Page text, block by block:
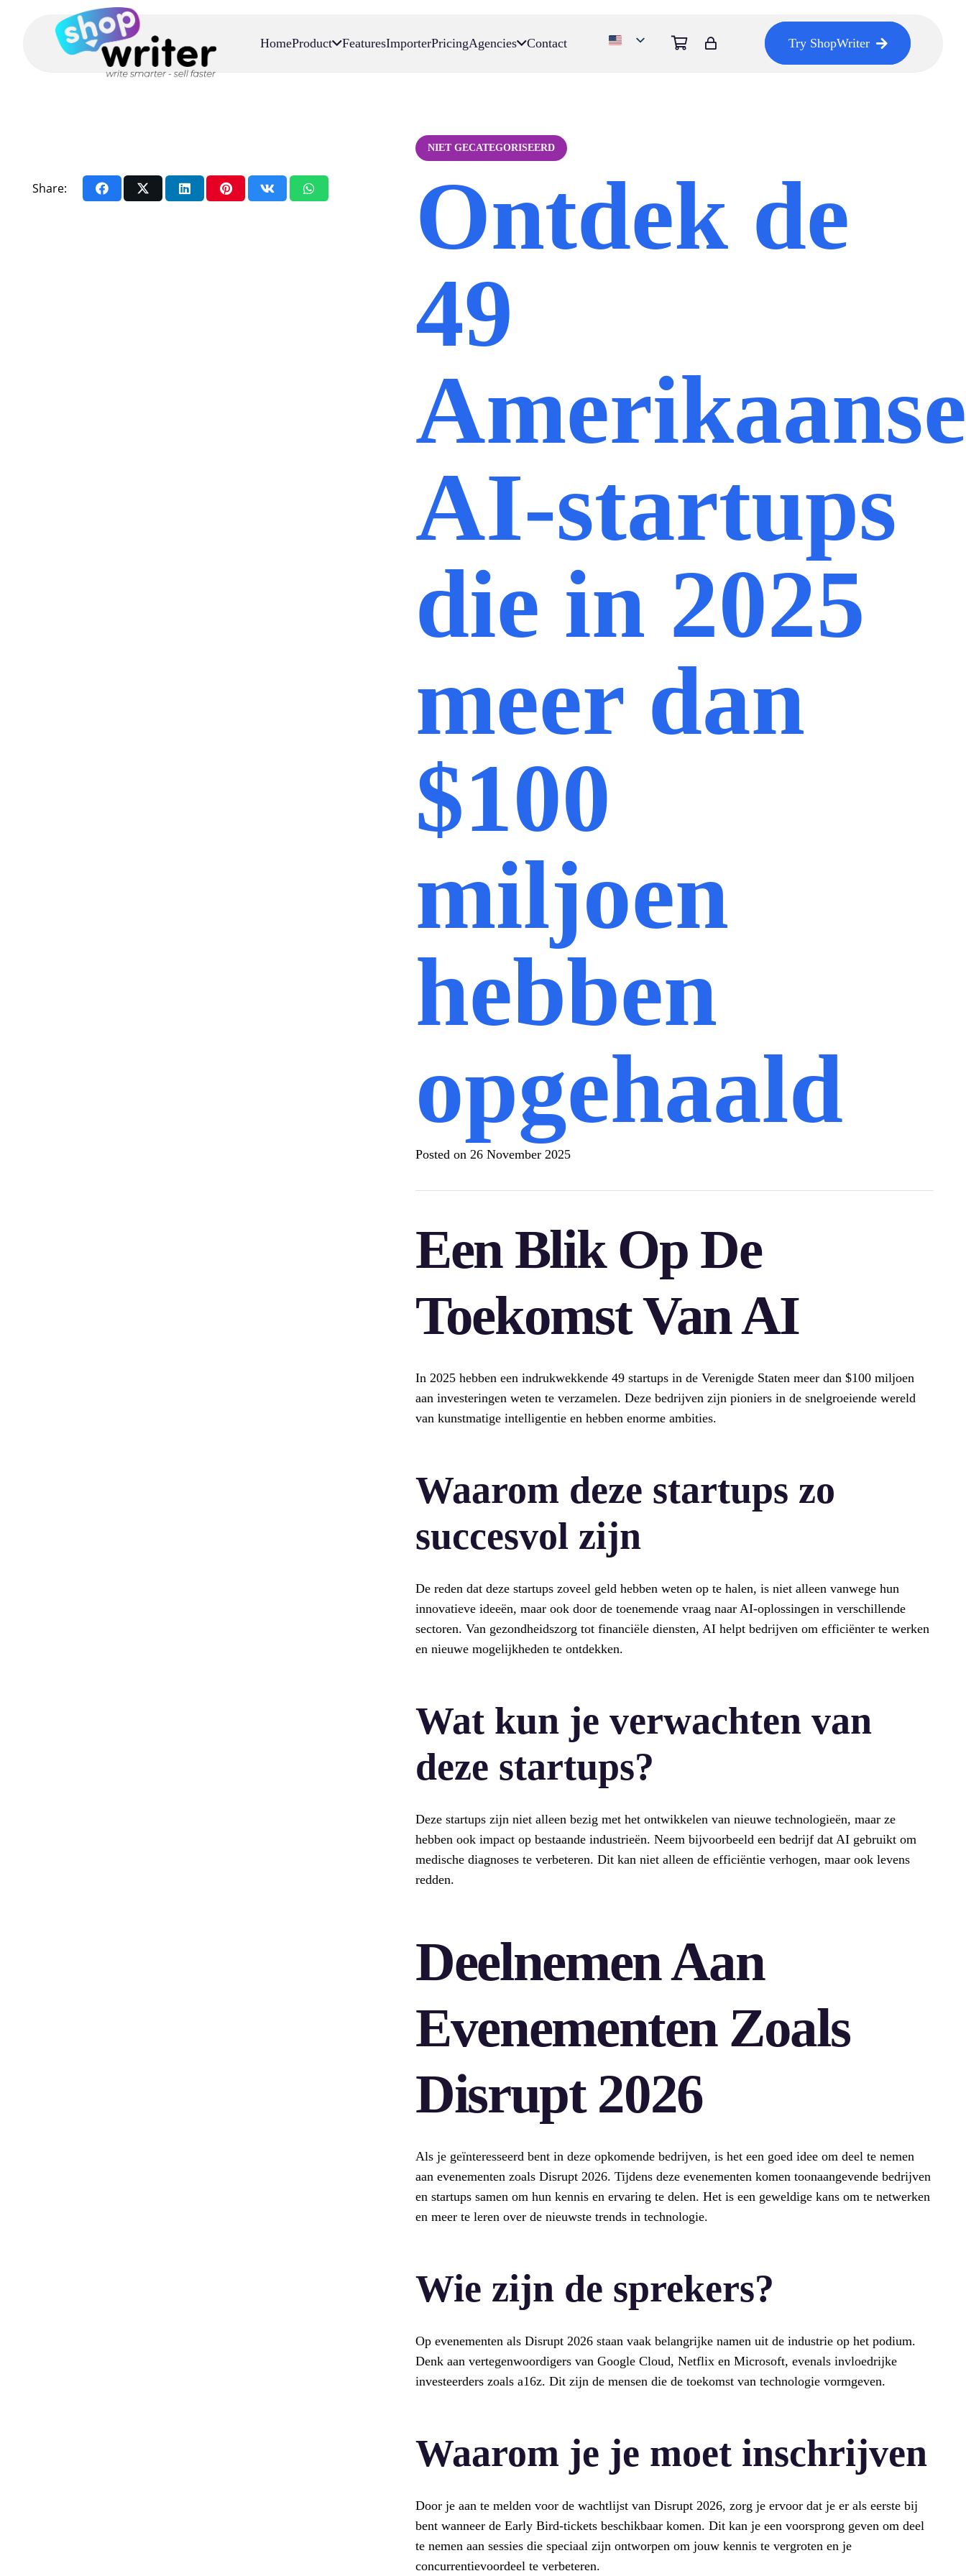
HomeProduct FeaturesImporterPricingAgencies Contact Try ShopWriter
Share:
NIET GECATEGORISEERD
Ontdek de
49
Amerikaanse
AI-startups
die in 2025
meer dan
$100
miljoen
hebben
opgehaald
Posted on 26 November 2025
Een Blik Op De
Toekomst Van AI
In 2025 hebben een indrukwekkende 49 startups in de Verenigde Staten meer dan $100 miljoen
aan investeringen weten te verzamelen. Deze bedrijven zijn pioniers in de snelgroeiende wereld
van kunstmatige intelligentie en hebben enorme ambities.
Waarom deze startups zo
succesvol zijn
De reden dat deze startups zoveel geld hebben weten op te halen, is niet alleen vanwege hun
innovatieve ideeën, maar ook door de toenemende vraag naar AI-oplossingen in verschillende
sectoren. Van gezondheidszorg tot financiële diensten, AI helpt bedrijven om efficiënter te werken
en nieuwe mogelijkheden te ontdekken.
Wat kun je verwachten van
deze startups?
Deze startups zijn niet alleen bezig met het ontwikkelen van nieuwe technologieën, maar ze
hebben ook impact op bestaande industrieën. Neem bijvoorbeeld een bedrijf dat AI gebruikt om
medische diagnoses te verbeteren. Dit kan niet alleen de efficiëntie verhogen, maar ook levens
redden.
Deelnemen Aan
Evenementen Zoals
Disrupt 2026
Als je geïnteresseerd bent in deze opkomende bedrijven, is het een goed idee om deel te nemen
aan evenementen zoals Disrupt 2026. Tijdens deze evenementen komen toonaangevende bedrijven
en startups samen om hun kennis en ervaring te delen. Het is een geweldige kans om te netwerken
en meer te leren over de nieuwste trends in technologie.
Wie zijn de sprekers?
Op evenementen als Disrupt 2026 staan vaak belangrijke namen uit de industrie op het podium.
Denk aan vertegenwoordigers van Google Cloud, Netflix en Microsoft, evenals invloedrijke
investeerders zoals a16z. Dit zijn de mensen die de toekomst van technologie vormgeven.
Waarom je je moet inschrijven
Door je aan te melden voor de wachtlijst van Disrupt 2026, zorg je ervoor dat je er als eerste bij
bent wanneer de Early Bird-tickets beschikbaar komen. Dit kan je een voorsprong geven om deel
te nemen aan sessies die speciaal zijn ontworpen om jouw kennis te vergroten en je
concurrentievoordeel te verbeteren.